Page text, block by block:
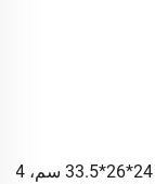
طبقتين: 24*26*17.5 سم، 3 طبقات: 24*26*33.5 سم، 4